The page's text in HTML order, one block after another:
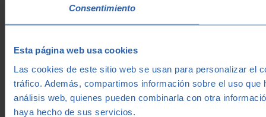
Consentimiento
Esta página web usa cookies
Las cookies de este sitio web se usan para personalizar el
tráfico. Además, compartimos información sobre el uso
análisis web, quienes pueden combinarla con otra
haya hecho de sus servicios.